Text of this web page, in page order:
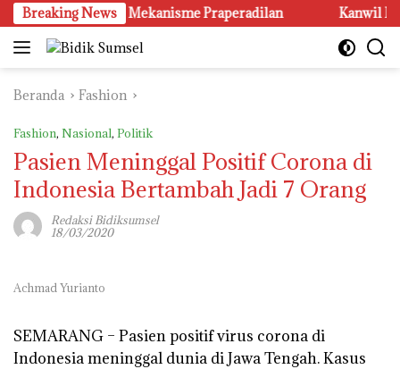
Langsung
ke
konten
Breaking News
Diuji Melalui Mekanisme Praperadilan Kanwil
Beranda Fashion
Fashion, Nasional, Politik
Pasien Meninggal Positif Corona di
Indonesia Bertambah Jadi 7 Orang
Redaksi Bidiksumsel
18/03/2020
Achmad Yurianto
SEMARANG – Pasien positif virus corona di
Indonesia meninggal dunia di Jawa Tengah. Kasus